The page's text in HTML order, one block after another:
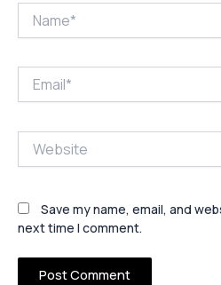
Save my name, email, and
next time I comment.